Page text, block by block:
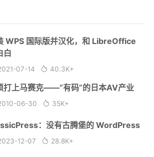
WPS 国际版并汉化，和 LibreOffice
白
07-14 40.3K+
打上马赛克——“有码”的日本AV产业
06-30 35K+
：没有古腾堡的 WordPress
12-07 28.8K+